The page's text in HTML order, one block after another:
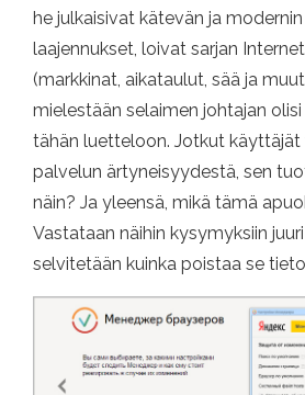
he julkaisivat kätevän ja
laajennukset, loivat sarjan
(markkinat, aikataulut, sää ja
mielestään selaimen johtajan
tähän luetteloon. Jotkut
palvelun ärtyneisyydestä, sen
näin? Ja yleensä, mikä tämä
Vastataan näihin kysymyksiin
selvitetään kuinka poistaa se